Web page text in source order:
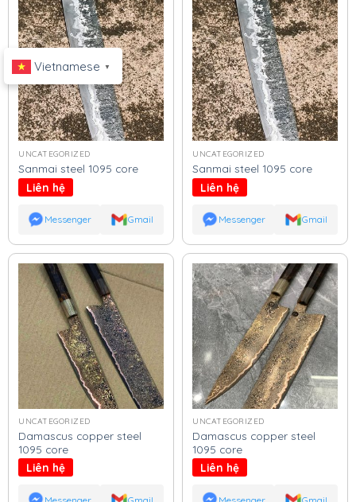
UNCATEGORIZED
Sanmai steel 1095 core
Liên hệ
Messenger Gmail
UNCATEGORIZED
Sanmai steel 1095 core
Liên hệ
Messenger Gmail
UNCATEGORIZED
Damascus copper steel
1095 core
Liên hệ
UNCATEGORIZED
Damascus copper steel
1095 core
Liên hệ
Vietnamese ▼